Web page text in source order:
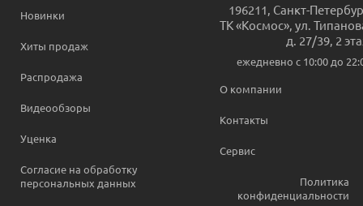
Новинки
Хиты продаж
Распродажа
Видеообзоры
Уценка
Согласие на обработку
персональных данных
196211 Санкт-
ТК «Космос», ул.
д. 27/39, 2
ежедневно c 10:00 до
О компании
Контакты
Сервис
Политика
конфиденциальности